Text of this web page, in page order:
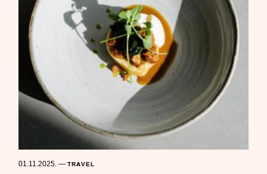
01.11.2025.—TRAVEL